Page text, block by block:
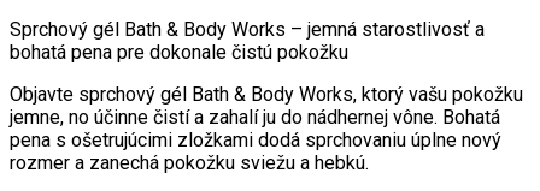
Sprchový gél Bath & Body Works – jemná starostlivosť a
bohatá pena pre dokonale čistú pokožku
Objavte sprchový gél Bath & Body Works, ktorý vašu pokožku
jemne, no účinne čistí a zahalí ju do nádhernej vône. Bohatá
pena s ošetrujúcimi zložkami dodá sprchovaniu úplne nový
rozmer a zanechá pokožku sviežu a hebkú.